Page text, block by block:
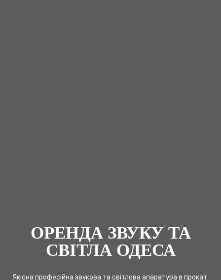
ОРЕНДА ЗВУКУ ТА
СВІТЛА ОДЕСА
Якісна професійна звукова та світлова апаратура в прокат.